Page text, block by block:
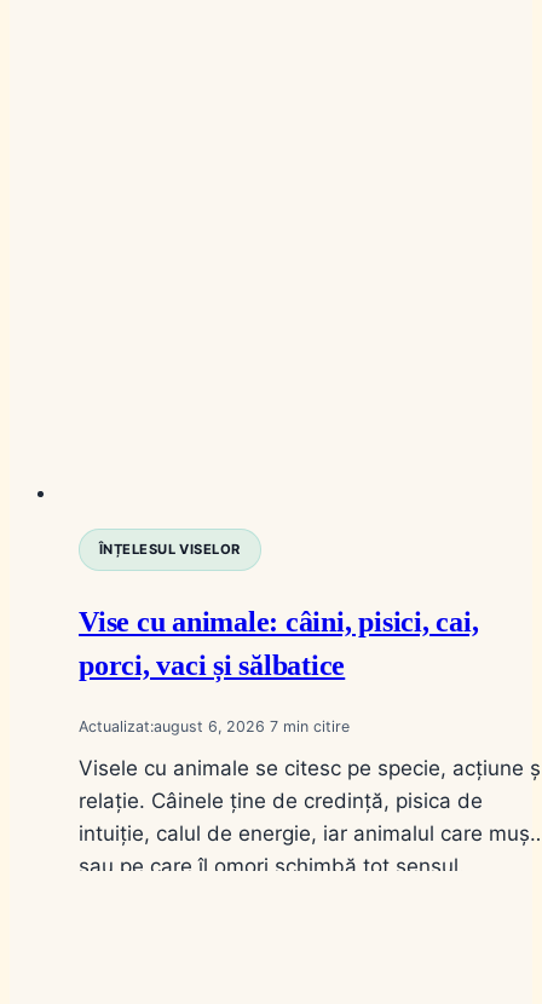
ÎNȚELESUL VISELOR
Vise cu animale: câini, pisici, cai,
porci, vaci și sălbatice
Actualizat:august 6, 2026 7
Visele cu animale se citesc pe specie, acțiune
relație. Câinele ține de credință, pisica de
intuiție, calul de energie, iar animalul care
sau pe care îl omori schimbă tot sensul.